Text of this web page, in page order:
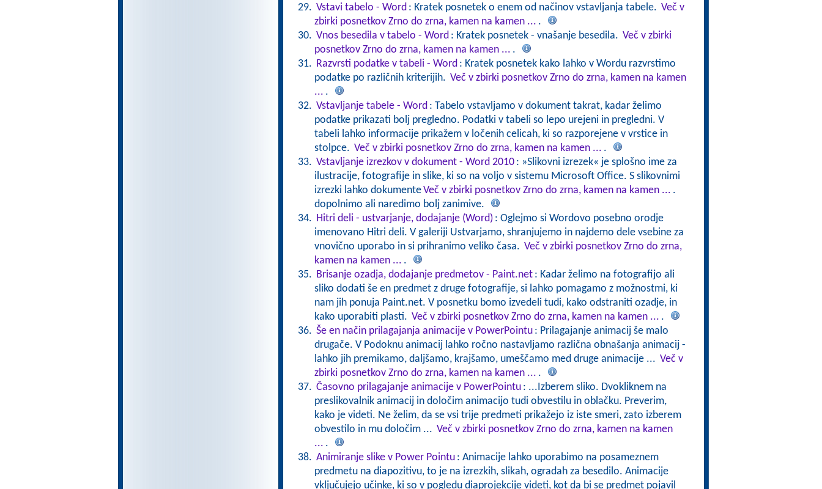
Vstavi tabelo - Word : Kratek posnetek o enem od načinov vstavljanja tabele. Več v
zbirki posnetkov Zrno do zrna, kamen na kamen ... .
Vnos besedila v tabelo - Word : Kratek posnetek - vnašanje besedila. Več v zbirki
posnetkov Zrno do zrna, kamen na kamen ... .
Razvrsti podatke v tabeli - Word : Kratek posnetek kako lahko v Wordu razvrstimo
podatke po različnih kriterijih. Več v zbirki posnetkov Zrno do zrna, kamen na kamen
... .
Vstavljanje tabele - Word : Tabelo vstavljamo v dokument takrat, kadar želimo
podatke prikazati bolj pregledno. Podatki v tabeli so lepo urejeni in pregledni. V
tabeli lahko informacije prikažem v ločenih celicah, ki so razporejene v vrstice in
stolpce. Več v zbirki posnetkov Zrno do zrna, kamen na kamen ... .
Vstavljanje izrezkov v dokument - Word 2010 : »Slikovni izrezek« je splošno ime za
ilustracije, fotografije in slike, ki so na voljo v sistemu Microsoft Office. S slikovnimi
izrezki lahko dokumenteVeč v zbirki posnetkov Zrno do zrna, kamen na kamen ... .
dopolnimo ali naredimo bolj zanimive.
Hitri deli - ustvarjanje, dodajanje (Word) : Oglejmo si Wordovo posebno orodje
imenovano Hitri deli. V galeriji Ustvarjamo, shranjujemo in najdemo dele vsebine za
vnovično uporabo in si prihranimo veliko časa. Več v zbirki posnetkov Zrno do zrna,
kamen na kamen ... .
Brisanje ozadja, dodajanje predmetov - Paint.net : Kadar želimo na fotografijo ali
sliko dodati še en predmet z druge fotografije, si lahko pomagamo z možnostmi, ki
nam jih ponuja Paint.net. V posnetku bomo izvedeli tudi, kako odstraniti ozadje, in
kako uporabiti plasti. Več v zbirki posnetkov Zrno do zrna, kamen na kamen ... .
Še en način prilagajanja animacije v PowerPointu : Prilagajanje animacij še malo
drugače. V Podoknu animacij lahko ročno nastavljamo različna obnašanja animacij -
lahko jih premikamo, daljšamo, krajšamo, umeščamo med druge animacije ... Več v
zbirki posnetkov Zrno do zrna, kamen na kamen ... .
Časovno prilagajanje animacije v PowerPointu : ...Izberem sliko. Dvokliknem na
preslikovalnik animacij in določim animacijo tudi obvestilu in oblačku. Preverim,
kako je videti. Ne želim, da se vsi trije predmeti prikažejo iz iste smeri, zato izberem
obvestilo in mu določim ... Več v zbirki posnetkov Zrno do zrna, kamen na kamen
... .
Animiranje slike v Power Pointu : Animacije lahko uporabimo na posameznem
predmetu na diapozitivu, to je na izrezkih, slikah, ogradah za besedilo. Animacije
vključujejo učinke, ki so v pogledu diaprojekcije videti, kot da bi se predmet pojavil